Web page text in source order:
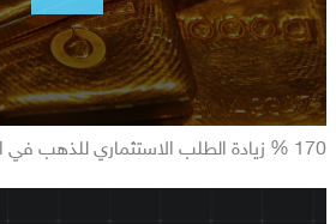
170 % زيادة الطلب الاستثماري للذهب في الربع الأول